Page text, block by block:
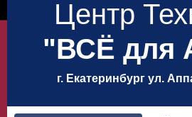
Центр
г. Екатеринбург ул.
"ВСЁ для